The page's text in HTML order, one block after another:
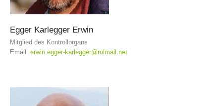
Mitgliedschaft
Egger Karlegger Erwin
Mitglied des Kontrollorgans
Email: erwin.egger-karlegger@rolmail.net